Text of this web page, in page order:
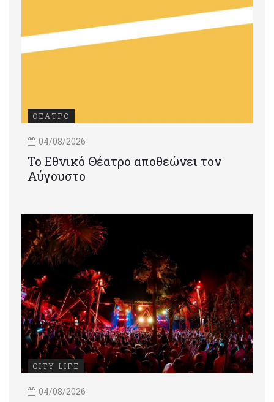
ΘΕΑΤΡΟ
04/08/2026
Το Εθνικό Θέατρο αποθεώνει τον
Αύγουστο
CITY LIFE
04/08/2026